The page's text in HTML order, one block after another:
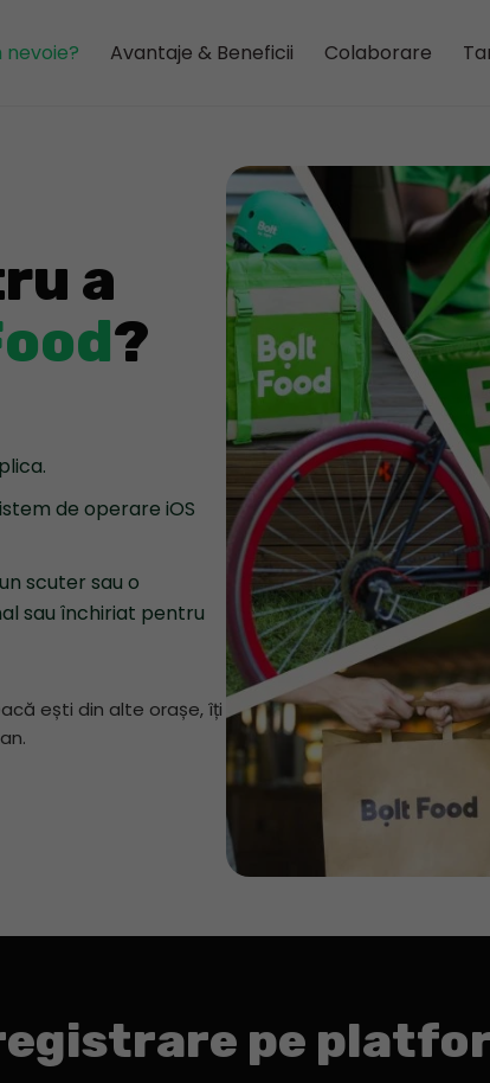
Avantaje & Beneficii Colaborare
a
?
de operare iOS
scuter sau o
sau închiriat pentru
ești din alte orașe, îți
pe